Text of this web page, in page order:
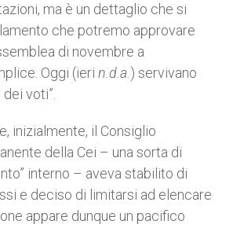
ma è un dettaglio che si
che potremo approvare
di novembre a
Oggi (ieri n.d.a. ) servivano
voti”.
inizialmente, il Consiglio
della Cei – una sorta di
interno – aveva stabilito di
e deciso di limitarsi ad elencare
appare dunque un pacifico